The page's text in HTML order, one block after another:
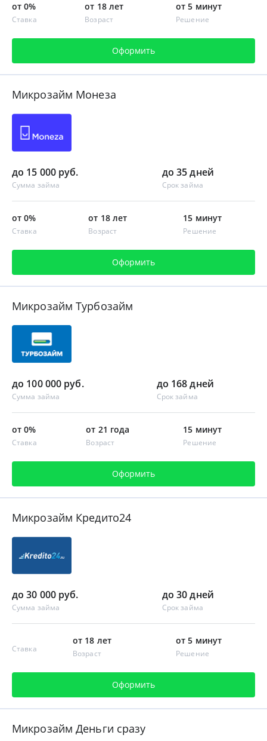
от 0%
Ставка
от 18 лет
Возраст
от 5 минут
Решение
Оформить
Микрозайм Монеза
до 15 000 руб.
Сумма займа
до 35 дней
Срок займа
от 0%
Ставка
от 18 лет
Возраст
15 минут
Решение
Оформить
Микрозайм Турбозайм
до 100 000 руб.
Сумма займа
до 168 дней
Срок займа
от 0%
Ставка
от 21 года
Возраст
15 минут
Решение
Оформить
Микрозайм Кредито24
до 30 000 руб.
Сумма займа
до 30 дней
Срок займа
Ставка
от 18 лет
Возраст
от 5 минут
Решение
Оформить
Микрозайм Деньги сразу